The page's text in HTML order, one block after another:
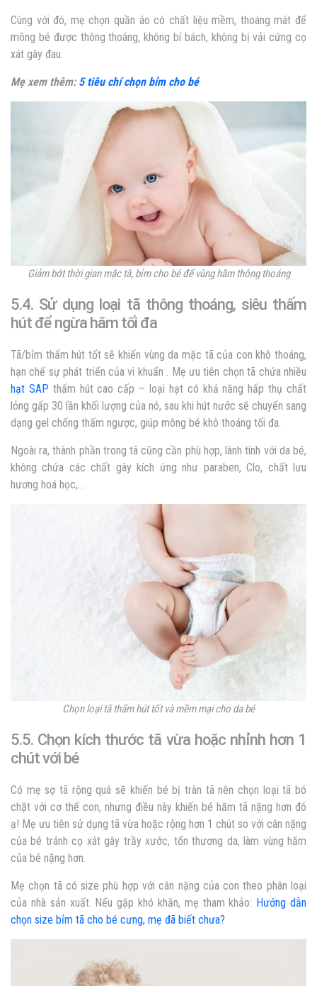
Cùng với đó, mẹ chọn quần áo có chất liệu mềm, thoáng mát để
mông bé được thông thoáng, không bí bách, không bị vải cứng cọ
xát gây đau.
Mẹ xem thêm:5 tiêu chí chọn bỉm cho bé
Giảm bớt thời gian mặc tã, bỉm cho bé để vùng hăm thông thoáng
5.4. Sử dụng loại tã thông thoáng, siêu thấm
hút để ngừa hăm tối đa
Tã/bỉm thấm hút tốt sẽ khiến vùng da mặc tã của con khô thoáng,
hạn chế sự phát triển của vi khuẩn . Mẹ ưu tiên chọn tã chứa nhiều
hạt SAP thấm hút cao cấp – loại hạt có khả năng hấp thụ chất
lỏng gấp 30 lần khối lượng của nó, sau khi hút nước sẽ chuyển sang
dạng gel chống thấm ngược, giúp mông bé khô thoáng tối đa.
Ngoài ra, thành phần trong tã cũng cần phù hợp, lành tính với da bé,
không chứa các chất gây kích ứng như paraben, Clo, chất lưu
hương hoá học,…
Chọn loại tã thấm hút tốt và mềm mại cho da bé
5.5. Chọn kích thước tã vừa hoặc nhỉnh hơn 1
chút với bé
Có mẹ sợ tã rộng quá sẽ khiến bé bị tràn tã nên chọn loại tã bó
chặt với cơ thể con, nhưng điều này khiến bé hăm tã nặng hơn đó
ạ! Mẹ ưu tiên sử dụng tã vừa hoặc rộng hơn 1 chút so với cân nặng
của bé tránh cọ xát gây trầy xước, tổn thương da, làm vùng hăm
của bé nặng hơn.
Mẹ chọn tã có size phù hợp với cân nặng của con theo phân loại
của nhà sản xuất. Nếu gặp khó khăn, mẹ tham khảo: Hướng dẫn
chọn size bỉm tã cho bé cưng, mẹ đã biết chưa?